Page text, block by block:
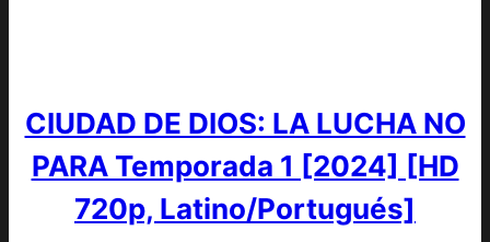
CIUDAD DE DIOS: LA LUCHA NO
PARA Temporada 1 [2024] [HD
720p, Latino/Portugués]